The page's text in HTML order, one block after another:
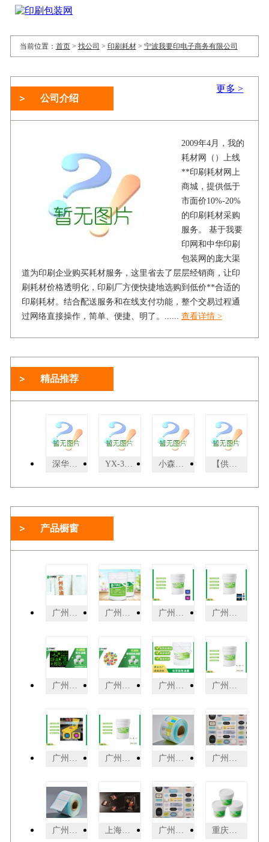
当前位置： 首页> 找公司 > 印刷耗材> 宁波我要印电子商务有限公司
公司介绍
更多 >
2009年4月，我的
耗材网（）上线
**印刷耗材网上
商城，提供低于
市面价10%-20%
的印刷耗材采购
服务。 基于我要
印网和中华印刷
包装网的庞大渠
道为印刷企业购买耗材服务，这里省去了层层经销商，让印
刷耗材价格透明化，印刷厂方便快捷地选购到低价**合适的
印刷耗材。结合配送服务和在线支付功能，整个交易过程通
过网络直接操作，简单、便捷、明了。...... 查看详情 >
精品推荐
深华压痕线(crocs)0.5*1.5 【供应】绅乐自动无线胶装机 精灵50D/精华A4
产品橱窗
广州不透光刮刮卡涂层刮刮墨 推荐咨询 广州乐迪新材料科技供应 广州雨滴感应涂层湿敏油墨 推荐 广州乐迪新材料科技供应 广州湿度感应湿敏油墨 客户至上 广州乐迪新材料科技供应 广州不可逆遇水变色湿敏油墨 推荐 广州乐迪新材料科技供应
广州白色遇水变透明湿敏油墨 欢迎来电 广州乐迪新材料科技供应 广州刮刮乐油墨刮刮墨 值得信赖 广州乐迪新材料科技供应 广州湿敏油墨厂家哪家好 诚信服务 广州乐迪新材料科技供应 广州遇水变色湿敏油墨 来电咨询 广州乐迪新材料科技供应
广州服装鞋帽产品包装热敏纸生产厂家 广州市杰星包装制品供应 上海智能化精细包装产品介绍 服务为先 上海界龙艺术印刷供应 广州饮品店标签热敏纸定制 广州市杰星包装制品供应 重庆食品包装湿度指示湿敏油墨 值得信赖 广州乐迪新材料科技供应